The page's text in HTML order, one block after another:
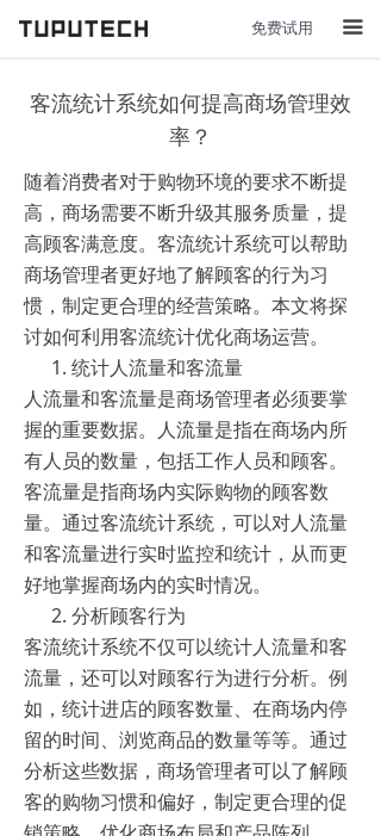
끀
免费试用
客流统计系统如何提高商场管理效
率？
随着消费者对于购物环境的要求不断提
高，商场需要不断升级其服务质量，提
高顾客满意度。客流统计系统可以帮助
商场管理者更好地了解顾客的行为习
惯，制定更合理的经营策略。本文将探
讨如何利用客流统计优化商场运营。
统计人流量和客流量
人流量和客流量是商场管理者必须要掌
握的重要数据。人流量是指在商场内所
有人员的数量，包括工作人员和顾客。
客流量是指商场内实际购物的顾客数
量。通过客流统计系统，可以对人流量
和客流量进行实时监控和统计，从而更
好地掌握商场内的实时情况。
分析顾客行为
客流统计系统不仅可以统计人流量和客
流量，还可以对顾客行为进行分析。例
如，统计进店的顾客数量、在商场内停
留的时间、浏览商品的数量等等。通过
分析这些数据，商场管理者可以了解顾
客的购物习惯和偏好，制定更合理的促